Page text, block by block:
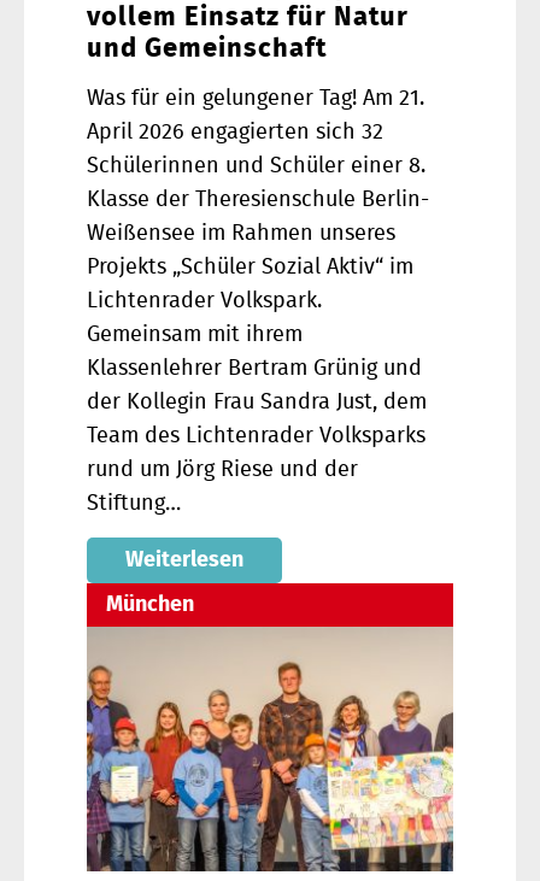
vollem Einsatz für Natur
und Gemeinschaft
Was für ein gelungener Tag! Am 21.
April 2026 engagierten sich 32
Schülerinnen und Schüler einer 8.
Klasse der Theresienschule Berlin-
Weißensee im Rahmen unseres
Projekts „Schüler Sozial Aktiv“ im
Lichtenrader Volkspark.
Gemeinsam mit ihrem
Klassenlehrer Bertram Grünig und
der Kollegin Frau Sandra Just, dem
Team des Lichtenrader Volksparks
rund um Jörg Riese und der
Stiftung…
Weiterlesen
München